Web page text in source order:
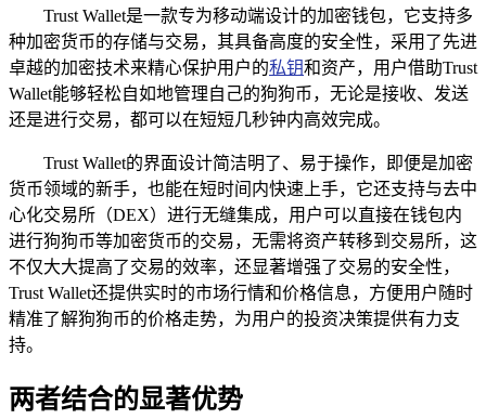
Trust Wallet是一款专为移动端设计的加密钱包，它支持多
种加密货币的存储与交易，其具备高度的安全性，采用了先进
卓越的加密技术来精心保护用户的私钥和资产，用户借助Trust
Wallet能够轻松自如地管理自己的狗狗币，无论是接收、发送
还是进行交易，都可以在短短几秒钟内高效完成。
Trust Wallet的界面设计简洁明了、易于操作，即便是加密
货币领域的新手，也能在短时间内快速上手，它还支持与去中
心化交易所（DEX）进行无缝集成，用户可以直接在钱包内
进行狗狗币等加密货币的交易，无需将资产转移到交易所，这
不仅大大提高了交易的效率，还显著增强了交易的安全性，
Trust Wallet还提供实时的市场行情和价格信息，方便用户随时
精准了解狗狗币的价格走势，为用户的投资决策提供有力支
持。
两者结合的显著优势